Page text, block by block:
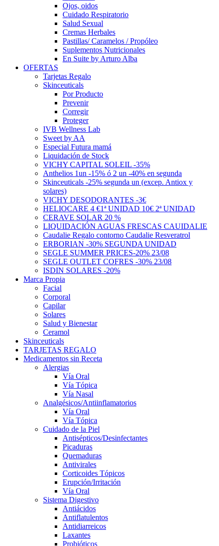
Ojos, oidos
Cuidado Respiratorio
Salud Sexual
Cremas Herbales
Pastillas/ Caramelos / Propóleo
Suplementos Nutricionales
En Suite by Arturo Alba
OFERTAS
Tarjetas Regalo
Skinceuticals
Por Producto
Prevenir
Corregir
Proteger
IVB Wellness Lab
Sweet by AA
Especial Futura mamá
Liquidación de Stock
VICHY CAPITAL SOLEIL -35%
Anthelios 1un -15% ó 2 un -40% en segunda
Skinceuticals -25% segunda un (excep. Antiox y
solares)
VICHY DESODORANTES -3€
HELIOCARE 4 €1ª UNIDAD 10€ 2ª UNIDAD
CERAVE SOLAR 20 %
LIQUIDACIÓN AGUAS FRESCAS CAUIDALIE
Caudalie Regalo contorno Caudalie Resveratrol
ERBORIAN -30% SEGUNDA UNIDAD
SEGLE SUMMER PRICES-20% 23/08
SEGLE OUTLET COFRES -30% 23/08
ISDIN SOLARES -20%
Marca Propia
Facial
Corporal
Capilar
Solares
Salud y Bienestar
Ceramol
Skinceuticals
TARJETAS REGALO
Medicamentos sin Receta
Alergias
Vía Oral
Vía Tópica
Vía Nasal
Analgésicos/Antiinflamatorios
Vía Oral
Vía Tópica
Cuidado de la Piel
Antisépticos/Desinfectantes
Picaduras
Quemaduras
Antivirales
Corticoides Tópicos
Erupción/Irritación
Vía Oral
Sistema Digestivo
Antiácidos
Antiflatulentos
Antidiarreicos
Laxantes
Probióticos